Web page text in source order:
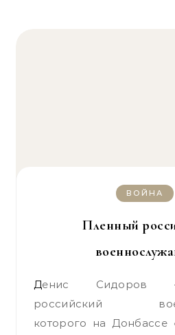
ВОЙНА
Пленный
Денис Сидоров — пленный
российский
которого на Донбассе